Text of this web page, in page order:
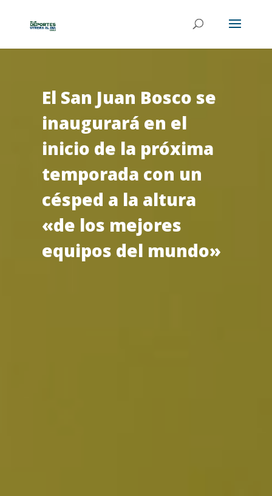
El San Juan Bosco se
inaugurará en el
inicio de la próxima
temporada con un
césped a la altura
«de los mejores
equipos del mundo»